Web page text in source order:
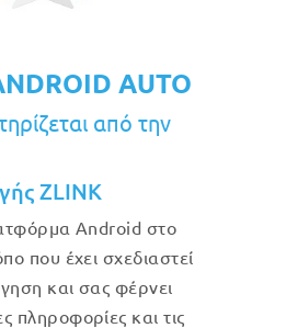
AUTO
από την
ZLINK
Android στο
που έχει σχεδιαστεί
και σας φέρνει
πληροφορίες και τις